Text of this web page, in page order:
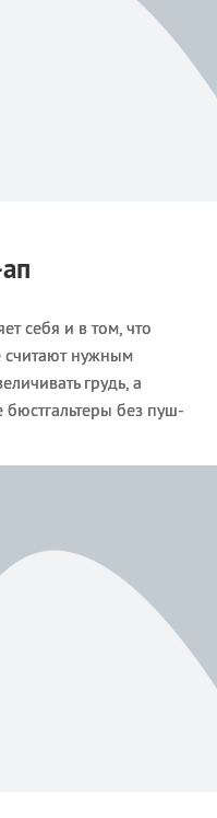
себя и в том, что
считают нужным
грудь, а
без пуш-